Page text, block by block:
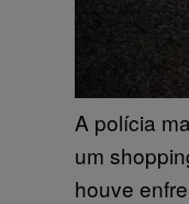
A polícia
um
houve